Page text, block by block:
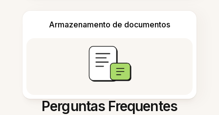
Armazenamento de documentos
Perguntas Frequentes